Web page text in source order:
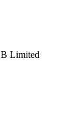
Limited